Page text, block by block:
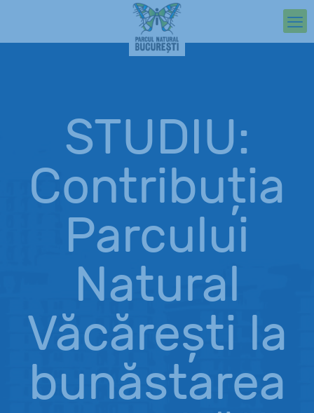
STUDIU:
Contribuția
Parcului
Natural
Văcărești la
bunăstarea